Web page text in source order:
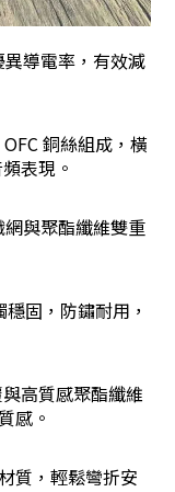
導電率，有效減
銅絲組成，橫
表現。
與聚酯纖維雙重
固，防鏽耐用，
高質感聚酯纖維
感。
質，輕鬆彎折安